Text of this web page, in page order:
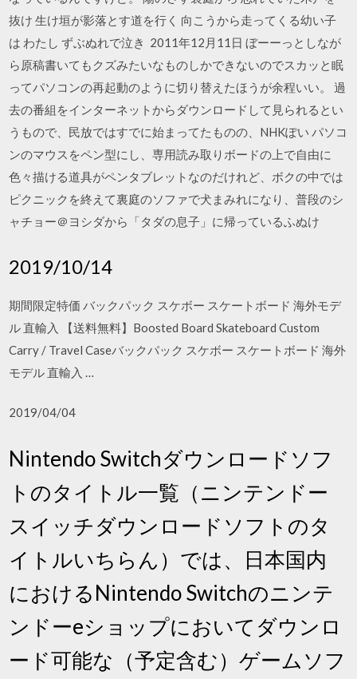
抜け 生け垣が影落とす道を行く 向こうから走ってくる幼い子
は わたし ずぶぬれで泣き 2011年12月11日 ぼーーっとしなが
ら原稿書いてもクズみたいなものしかできないのでスカッと眠
ってパソコンの再起動のように切り替えたほうが余程いい。 過
去の番組をインターネットからダウンロードして見られるとい
うもので、民放ではすでに始まってたものの、NHKぽい パソコ
ンのマウスをペン型にし、専用読み取りボードの上で自由に
色々描ける道具がペンタブレットなのだけれど、ボクの中では
ピクニックを終えて裏庭のソファで犬まみれになり、普段のシ
ャチョー＠ヨシダから「タダの息子」に帰っているふぬけ
2019/10/14
期間限定特価 バックパック スケボー スケートボード 海外モデ
ル 直輸入 【送料無料】Boosted Board Skateboard Custom
Carry / Travel Caseバックパック スケボー スケートボード 海外
モデル 直輸入 …
2019/04/04
Nintendo Switchダウンロードソフ
トのタイトル一覧（ニンテンドー
スイッチダウンロードソフトのタ
イトルいちらん）では、日本国内
におけるNintendo Switchのニンテ
ンドーeショップにおいてダウンロ
ード可能な（予定含む）ゲームソフ